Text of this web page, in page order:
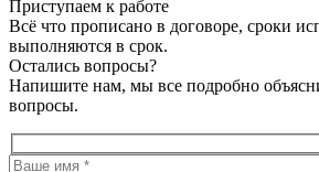
Приступаем к работе
Всё что прописано в договоре, сроки
выполняются в срок.
Остались вопросы?
Напишите нам, мы все подробно
вопросы.